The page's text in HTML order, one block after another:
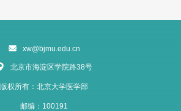
xw@bjmu.edu.cn
北京市海淀区学院路38号
版权所有：北京大学医学部
邮编：100191